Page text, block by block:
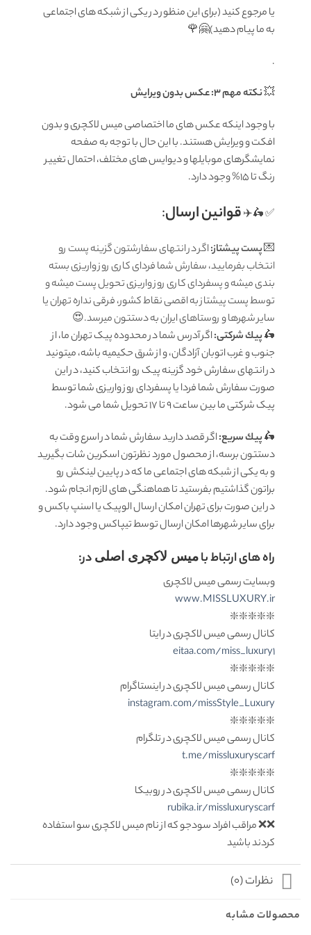
یا مرجوع کنید (برای این منظور در یکی از شبکه های اجتماعی
به ما پیام دهید)🤗🌹
.
💥نکته مهم 3: عکس بدون ویرایش
با وجود اینکه عکس های ما اختصاصی میس لاکچری و بدون
افکت و ویرایش هستند. با این حال با توجه به صفحه
نمایشگرهای موبایلها و دیوایس های مختلف، احتمال تغییر
رنگ تا 15% وجود دارد.
✅ 🛵✈️قوانين ارسال:
💌پست پیشتاز:اگر در انتهای سفارشتون گزینه پست رو
انتخاب بفرمایید، سفارش شما فردای کاری روز واریزی بسته
بندی میشه و پسفردای کاری روز واریزی تحویل پست میشه و
توسط پست پیشتاز به اقصی نقاط کشور، فرقی نداره تهران یا
سایر شهرها و روستاهای ایران به دستتون میرسد.😍
🛵پيك شرکتی:اگر آدرس شما در محدوده پیک تهران ما، از
جنوب و غرب اتوبان آزادگان، و از شرق حکیمیه باشه، میتونید
در انتهای سفارش خود گزینه پیک رو انتخاب کنید، در این
صورت سفارش شما فردا یا پسفردای روز واريزى شما توسط
پیک شرکتی ما بين ساعت 9 تا 17 تحويل شما مى شود.
🛵پيك سریع:اگر قصد دارید سفارش شما در اسرع وقت به
دستتون برسه، از محصول مورد نظرتون اسکرین شات بگیرید
و به یکی از شبکه های اجتماعی ما که در پایین لینکش رو
براتون گذاشتیم بفرستید تا هماهنگی های لازم انجام شود.
در این صورت برای تهران امکان ارسال الوپیک یا اسنپ باکس و
برای سایر شهرها امکان ارسال توسط تیپاکس وجود دارد.
راه های ارتباط بامیس لاکچری اصلی در:
وبسایت رسمی میس لاکچری
www.MISSLUXURY.ir
❇️❇️❇️❇️❇️
کانال رسمی میس لاکچری در ایتا
eitaa.com/miss_luxury1
❇️❇️❇️❇️❇️
کانال رسمی میس لاکچری در اینستاگرام
instagram.com/missStyle_Luxury
❇️❇️❇️❇️❇️
کانال رسمی میس لاکچری در تلگرام
t.me/missluxuryscarf
❇️❇️❇️❇️❇️
کانال رسمی میس لاکچری در روبیکا
rubika.ir/missluxuryscarf
❌❌ مراقب افراد سودجو که از نام میس لاکچری سو استفاده
کردند باشید
نظرات (0)
محصولات مشابه